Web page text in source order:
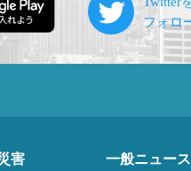
害 一般ニュース